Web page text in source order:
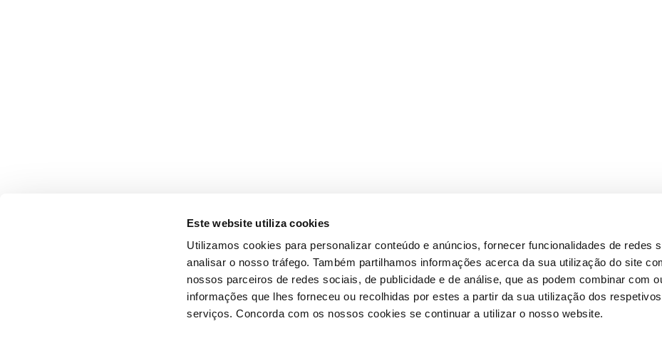
Este website utiliza cookies
Utilizamos cookies para personalizar conteúdo e anúncios, fornecer funcionalidades de redes
analisar o nosso tráfego. Também partilhamos informações acerca da sua utilização do site
nossos parceiros de redes sociais, de publicidade e de análise, que as podem combinar com
informações que lhes forneceu ou recolhidas por estes a partir da sua utilização dos respetivos
serviços. Concorda com os nossos cookies se continuar a utilizar o nosso website.